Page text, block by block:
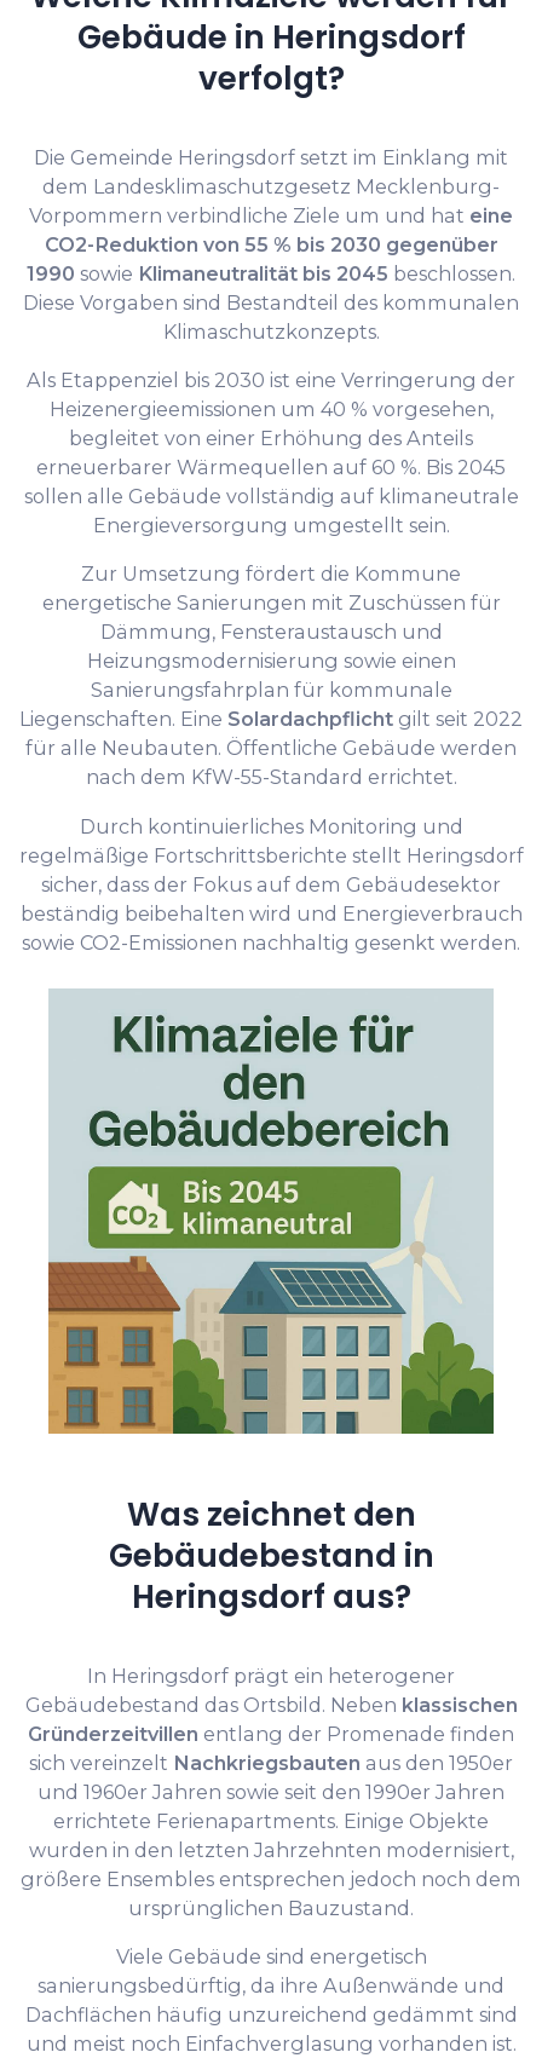
Gebäude in Heringsdorf
verfolgt?
Die Gemeinde Heringsdorf setzt im Einklang mit
dem Landesklimaschutzgesetz Mecklenburg-
Vorpommern verbindliche Ziele um und hat eine
CO2-Reduktion von 55 % bis 2030 gegenüber
1990 sowie Klimaneutralität bis 2045 beschlossen.
Diese Vorgaben sind Bestandteil des kommunalen
Klimaschutzkonzepts.
Als Etappenziel bis 2030 ist eine Verringerung der
Heizenergieemissionen um 40 % vorgesehen,
begleitet von einer Erhöhung des Anteils
erneuerbarer Wärmequellen auf 60 %. Bis 2045
sollen alle Gebäude vollständig auf klimaneutrale
Energieversorgung umgestellt sein.
Zur Umsetzung fördert die Kommune
energetische Sanierungen mit Zuschüssen für
Dämmung, Fensteraustausch und
Heizungsmodernisierung sowie einen
Sanierungsfahrplan für kommunale
Liegenschaften. Eine Solardachpflicht gilt seit 2022
für alle Neubauten. Öffentliche Gebäude werden
nach dem KfW-55-Standard errichtet.
Durch kontinuierliches Monitoring und
regelmäßige Fortschrittsberichte stellt Heringsdorf
sicher, dass der Fokus auf dem Gebäudesektor
beständig beibehalten wird und Energieverbrauch
sowie CO2-Emissionen nachhaltig gesenkt werden.
Was zeichnet den
Gebäudebestand in
Heringsdorf aus?
In Heringsdorf prägt ein heterogener
Gebäudebestand das Ortsbild. Neben klassischen
Gründerzeitvillen entlang der Promenade finden
sich vereinzelt Nachkriegsbauten aus den 1950er
und 1960er Jahren sowie seit den 1990er Jahren
errichtete Ferienapartments. Einige Objekte
wurden in den letzten Jahrzehnten modernisiert,
größere Ensembles entsprechen jedoch noch dem
ursprünglichen Bauzustand.
Viele Gebäude sind energetisch
sanierungsbedürftig, da ihre Außenwände und
Dachflächen häufig unzureichend gedämmt sind
und meist noch Einfachverglasung vorhanden ist.